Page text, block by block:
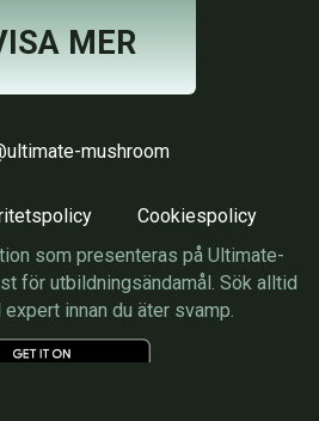
MER
mushroom
Cookiespolicy
som presenteras på Ultimate-
för utbildningsändamål. Sök alltid
innan du äter svamp.